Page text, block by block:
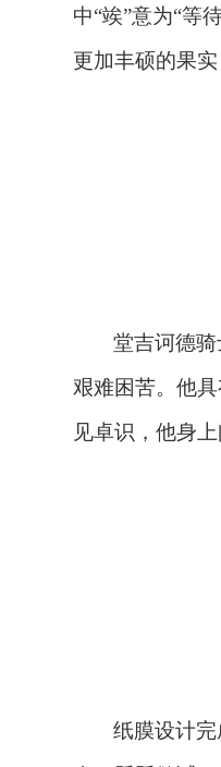
中“竢”意为“等
更加丰硕的果
堂吉诃德
艰难困苦。他
见卓识，他身
纸膜设计